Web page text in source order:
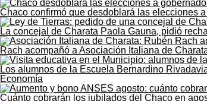
Chaco confirmó que desdoblará las elecciones
La concejal de Charata Paola Gauna, pidió
Rach acompañó a Asociación Italiana de
Los alumnos de la Escuela Bernardino
Economía
Cuánto cobrarán los jubilados del Chaco en